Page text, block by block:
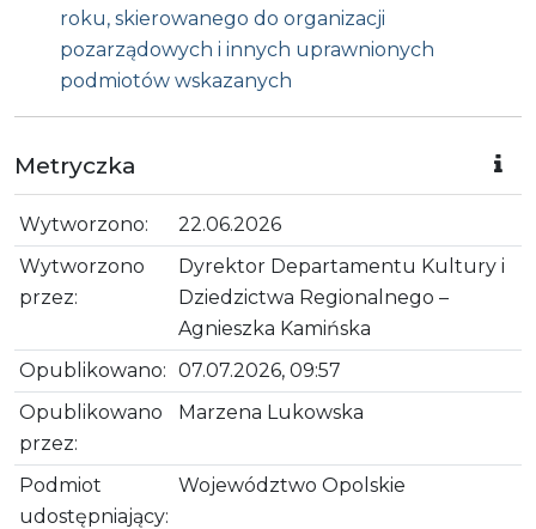
roku, skierowanego do organizacji
pozarządowych i innych uprawnionych
podmiotów wskazanych
Metryczka
Wytworzono:
22.06.2026
Wytworzono
przez:
Dyrektor Departamentu Kultury i
Dziedzictwa Regionalnego –
Agnieszka Kamińska
Opublikowano: 07.07.2026, 09:57
Opublikowano
przez:
Marzena Lukowska
Podmiot
udostępniający:
Województwo Opolskie